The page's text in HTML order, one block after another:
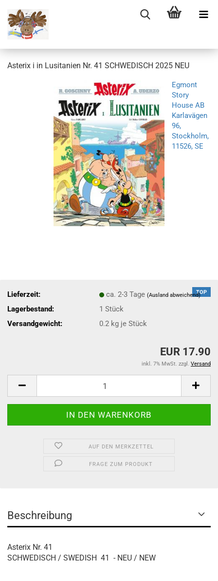
Asterix i in Lusitanien Nr. 41 SCHWEDISCH 2025 NEU
Egmont
Story
House AB
Karlavägen
96,
Stockholm,
11526, SE
TOP
Lieferzeit: ca. 2-3 Tage(Ausland abweichend)
Lagerbestand: 1Stück
Versandgewicht:
0.2 kg je Stück
EUR 17.90
inkl. 7% MwSt. zzgl. Versand
AUF DEN MERKZETTEL
FRAGE ZUM PRODUKT
Beschreibung
Asterix Nr. 41
SCHWEDISCH / SWEDISH 41 - NEU / NEW